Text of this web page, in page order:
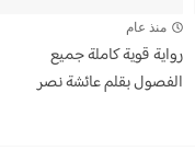
منذ عام
رواية قوية كاملة جميع
الفصول بقلم عائشة نصر